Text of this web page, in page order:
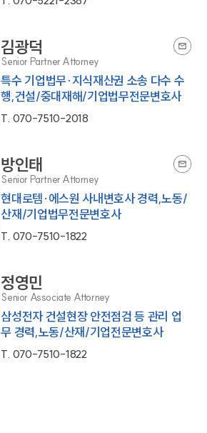
김광덕
Senior Partner Attorney
특수 기업법무·지식재산권 소송 다수 수
행,건설/중대재해/기업법무전문변호사
T. 070-7510-2018
방인태
Senior Partner Attorney
현대로템·에스원 사내변호사 경력,노동/
산재/기업법무전문변호사
T. 070-7510-1822
정영민
Senior Associate Attorney
삼성전자 건설현장 안전점검 등 관리 업
무 경력,노동/산재/기업전문변호사
T. 070-7510-1822